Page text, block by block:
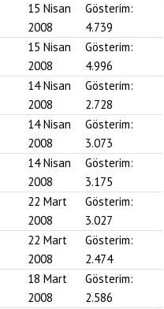
15 Nisan
2008
Gösterim:
4.739
15 Nisan
2008
Gösterim:
4.996
14 Nisan
2008
Gösterim:
2.728
14 Nisan
2008
Gösterim:
3.073
14 Nisan
2008
Gösterim:
3.175
22 Mart
2008
Gösterim:
3.027
22 Mart
2008
Gösterim:
2.474
18 Mart
2008
Gösterim:
2.586